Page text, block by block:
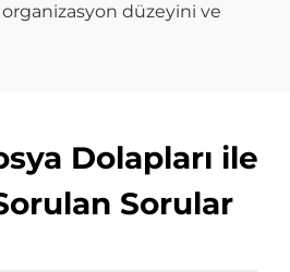
organizasyon düzeyini ve
Dolapları ile
Sorular